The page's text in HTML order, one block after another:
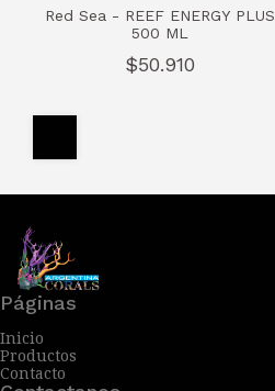
Red Sea - REEF ENERGY PLUS
500 ML
$50.910
Páginas
Inicio
Productos
Contacto